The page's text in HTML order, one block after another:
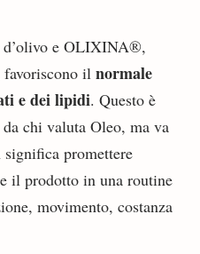
d’olivo e OLIXINA®,
favoriscono il normale
e dei lipidi. Questo è
chi valuta Oleo, ma va
promettere
il prodotto in una routine
movimento, costanza